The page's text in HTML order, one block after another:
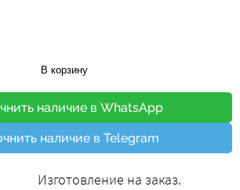
В корзину
наличие в WhatsApp
наличие в Telegram
Изготовление на заказ.